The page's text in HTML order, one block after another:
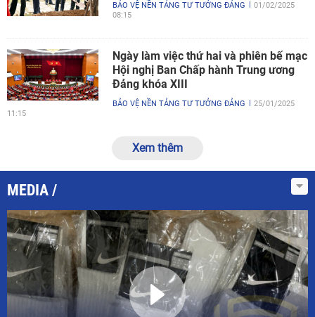
BẢO VỆ NỀN TẢNG TƯ TƯỞNG ĐẢNG
01/02/2025
08:15
Ngày làm việc thứ hai và phiên bế mạc
Hội nghị Ban Chấp hành Trung ương
Đảng khóa XIII
BẢO VỆ NỀN TẢNG TƯ TƯỞNG ĐẢNG
25/01/2025
11:15
Xem thêm
MEDIA